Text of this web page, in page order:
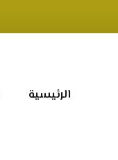
الرئيسية